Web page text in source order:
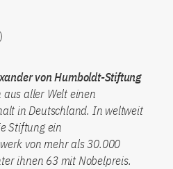
von Humboldt-Stiftung
aller Welt einen
in Deutschland. In weltweit
Stiftung ein
von mehr als 30.000
ihnen 63 mit Nobelpreis.